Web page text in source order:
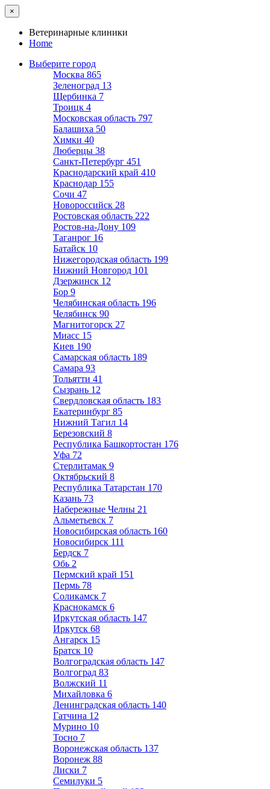
×
Ветеринарные клиники
Home
Выберите город
Москва 865
Зеленоград 13
Щербинка 7
Троицк 4
Московская область 797
Балашиха 50
Химки 40
Люберцы 38
Санкт-Петербург 451
Краснодарский край 410
Краснодар 155
Сочи 47
Новороссийск 28
Ростовская область 222
Ростов-на-Дону 109
Таганрог 16
Батайск 10
Нижегородская область 199
Нижний Новгород 101
Дзержинск 12
Бор 9
Челябинская область 196
Челябинск 90
Магнитогорск 27
Миасс 15
Киев 190
Самарская область 189
Самара 93
Тольятти 41
Сызрань 12
Свердловская область 183
Екатеринбург 85
Нижний Тагил 14
Березовский 8
Республика Башкортостан 176
Уфа 72
Стерлитамак 9
Октябрьский 8
Республика Татарстан 170
Казань 73
Набережные Челны 21
Альметьевск 7
Новосибирская область 160
Новосибирск 111
Бердск 7
Обь 2
Пермский край 151
Пермь 78
Соликамск 7
Краснокамск 6
Иркутская область 147
Иркутск 68
Ангарск 15
Братск 10
Волгоградская область 147
Волгоград 83
Волжский 11
Михайловка 6
Ленинградская область 140
Гатчина 12
Мурино 10
Тосно 7
Воронежская область 137
Воронеж 88
Лиски 7
Семилуки 5